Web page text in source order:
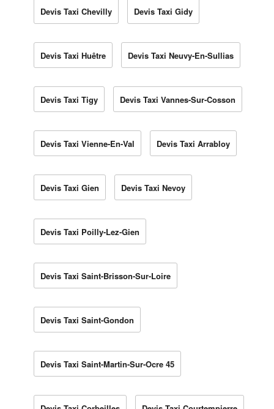
Devis Taxi Chevilly Devis Taxi Gidy
Devis Taxi Huêtre Devis Taxi Neuvy-En-Sullias
Devis Taxi Tigy Devis Taxi Vannes-Sur-Cosson
Devis Taxi Vienne-En-Val Devis Taxi Arrabloy
Devis Taxi Gien Devis Taxi Nevoy
Devis Taxi Poilly-Lez-Gien
Devis Taxi Saint-Brisson-Sur-Loire
Devis Taxi Saint-Gondon
Devis Taxi Saint-Martin-Sur-Ocre 45